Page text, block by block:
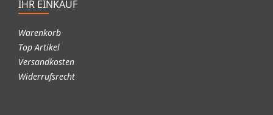
IHR EINKAUF
Warenkorb
Top Artikel
Versandkosten
Widerrufsrecht